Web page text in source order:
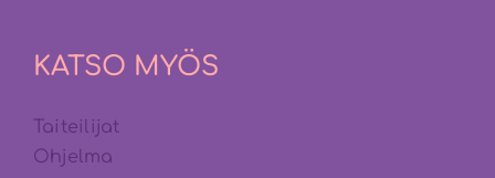
KATSO MYÖS
Taiteilijat
Ohjelma